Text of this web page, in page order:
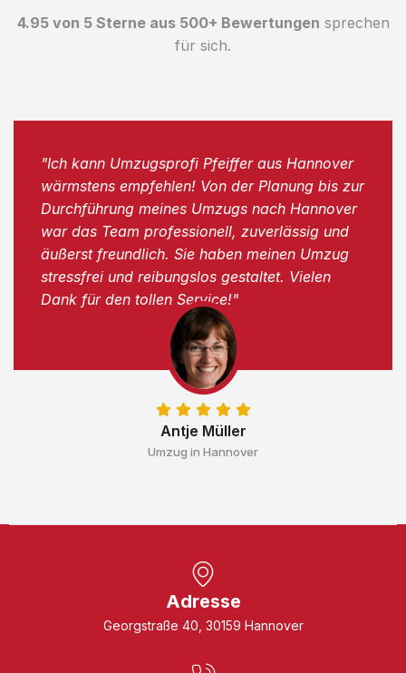
4.95 von 5 Sterne aus 500+ Bewertungen sprechen
für sich.
Antje Müller
Umzug in Hannover
"Ich kann Umzugsprofi Pfeiffer aus Hannover
wärmstens empfehlen! Von der Planung bis zur
Durchführung meines Umzugs nach Hannover
war das Team professionell, zuverlässig und
äußerst freundlich. Sie haben meinen Umzug
stressfrei und reibungslos gestaltet. Vielen
Dank für den tollen Service!"
Adresse
Georgstraße 40, 30159 Hannover